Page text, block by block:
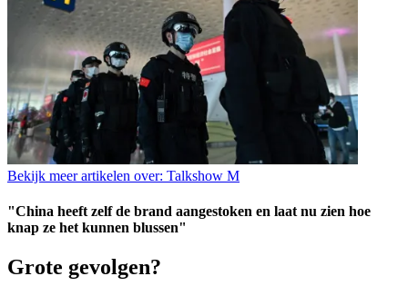
Bekijk meer artikelen over: Talkshow M
"China heeft zelf de brand aangestoken en laat nu zien hoe
knap ze het kunnen blussen"
Grote gevolgen?